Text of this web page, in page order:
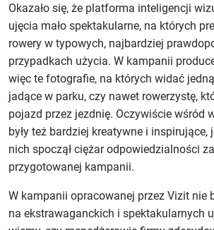
Okazało się, że platforma inteligencji
ujęcia mało spektakularne, na których
rowery w typowych, najbardziej
przypadkach użycia. W kampanii
więc te fotografie, na których widać
jadące w parku, czy nawet rowerzystę,
pojazd przez jezdnię. Oczywiście wśród
były też bardziej kreatywne i inspirujące,
nich spoczął ciężar odpowiedzialności
przygotowanej kampanii.
W kampanii opracowanej przez Vizit nie
na ekstrawaganckich i spektakularnych